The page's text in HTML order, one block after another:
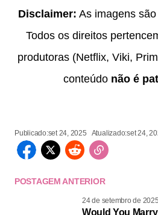
Disclaimer: As imagens
Todos os direitos
produtoras (Netflix, Viki,
conteúdo não é
Publicado:set 24, 2025 Atualizado:set 24,
POSTAGEM ANTERIOR
24 de setembro de 2025
Would You